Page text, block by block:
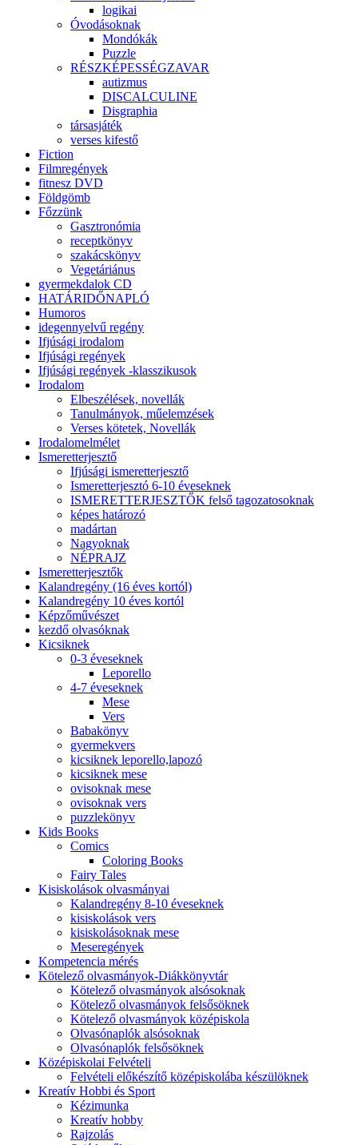
logikai
Óvodásoknak
Mondókák
Puzzle
RÉSZKÉPESSÉGZAVAR
autizmus
DISCALCULINE
Disgraphia
társasjáték
verses kifestő
Fiction
Filmregények
fitnesz DVD
Földgömb
Főzzünk
Gasztronómia
receptkönyv
szakácskönyv
Vegetáriánus
gyermekdalok CD
HATÁRIDŐNAPLÓ
Humoros
idegennyelvű regény
Ifjúsági irodalom
Ifjúsági regények
Ifjúsági regények -klasszikusok
Irodalom
Elbeszélések, novellák
Tanulmányok, műelemzések
Verses kötetek, Novellák
Irodalomelmélet
Ismeretterjesztő
Ifjúsági ismeretterjesztő
Ismeretterjesztó 6-10 éveseknek
ISMERETTERJESZTŐK felső tagozatosoknak
képes határozó
madártan
Nagyoknak
NÉPRAJZ
Ismeretterjesztők
Kalandregény (16 éves kortól)
Kalandregény 10 éves kortól
Képzőművészet
kezdő olvasóknak
Kicsiknek
0-3 éveseknek
Leporello
4-7 éveseknek
Mese
Vers
Babakönyv
gyermekvers
kicsiknek leporello,lapozó
kicsiknek mese
ovisoknak mese
ovisoknak vers
puzzlekönyv
Kids Books
Comics
Coloring Books
Fairy Tales
Kisiskolások olvasmányai
Kalandregény 8-10 éveseknek
kisiskolások vers
kisiskolásoknak mese
Meseregények
Kompetencia mérés
Kötelező olvasmányok-Diákkönyvtár
Kötelező olvasmányok alsósoknak
Kötelező olvasmányok felsősöknek
Kötelező olvasmányok középiskola
Olvasónaplók alsósoknak
Olvasónaplók felsősöknek
Középiskolai Felvételi
Felvételi előkészítő középiskolába készülöknek
Kreatív Hobbi és Sport
Kézimunka
Kreatív hobby
Rajzolás